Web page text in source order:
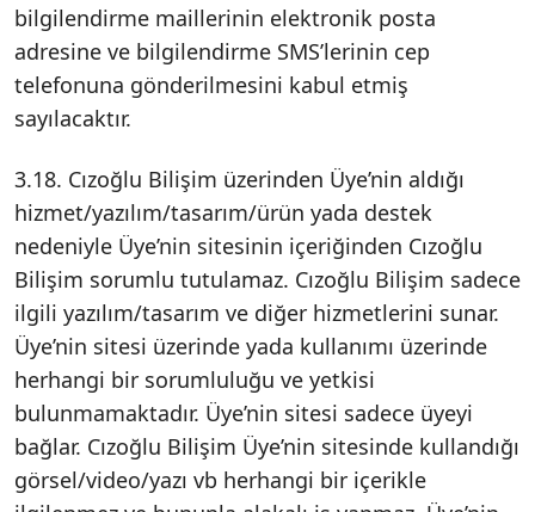
bilgilendirme maillerinin elektronik posta
adresine ve bilgilendirme SMS’lerinin cep
telefonuna gönderilmesini kabul etmiş
sayılacaktır.
3.18. Cızoğlu Bilişim üzerinden Üye’nin aldığı
hizmet/yazılım/tasarım/ürün yada destek
nedeniyle Üye’nin sitesinin içeriğinden Cızoğlu
Bilişim sorumlu tutulamaz. Cızoğlu Bilişim sadece
ilgili yazılım/tasarım ve diğer hizmetlerini sunar.
Üye’nin sitesi üzerinde yada kullanımı üzerinde
herhangi bir sorumluluğu ve yetkisi
bulunmamaktadır. Üye’nin sitesi sadece üyeyi
bağlar. Cızoğlu Bilişim Üye’nin sitesinde kullandığı
görsel/video/yazı vb herhangi bir içerikle